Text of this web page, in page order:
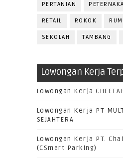
PERTANIAN
RETAIL ROKOK
SEKOLAH TAMBANG
Lowongan Kerja
Lowongan Kerja
Lowongan Kerja PT
SEJAHTERA
Lowongan Kerja PT.
(CSmart Parking)